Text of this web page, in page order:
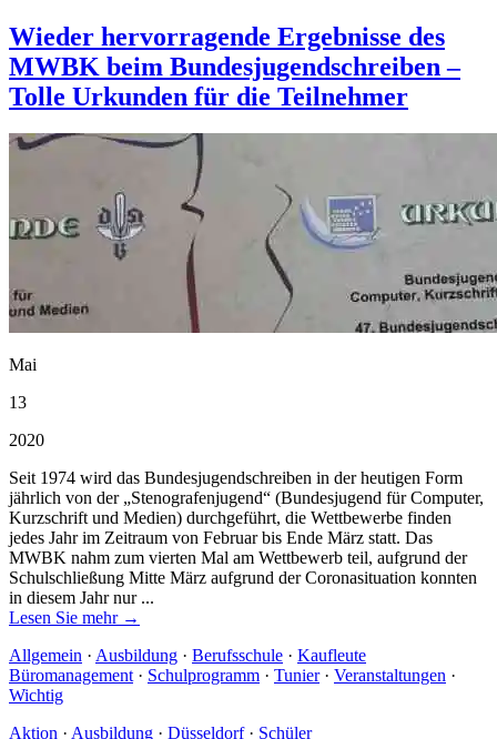
Wieder hervorragende Ergebnisse des
MWBK beim Bundesjugendschreiben –
Tolle Urkunden für die Teilnehmer
Mai
13
2020
Seit 1974 wird das Bundesjugendschreiben in der heutigen Form
jährlich von der „Stenografenjugend“ (Bundesjugend für Computer,
Kurzschrift und Medien) durchgeführt, die Wettbewerbe finden
jedes Jahr im Zeitraum von Februar bis Ende März statt. Das
MWBK nahm zum vierten Mal am Wettbewerb teil, aufgrund der
Schulschließung Mitte März aufgrund der Coronasituation konnten
in diesem Jahr nur ...
Lesen Sie mehr →
Allgemein · Ausbildung · Berufsschule · Kaufleute
Büromanagement· Schulprogramm · Tunier· Veranstaltungen ·
Wichtig
Aktion · Ausbildung · Düsseldorf· Schüler